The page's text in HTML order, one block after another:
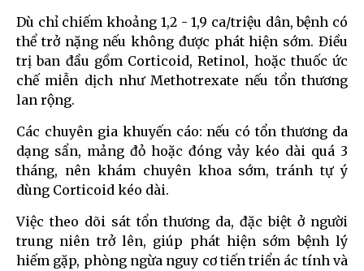
Dù chỉ chiếm khoảng 1,2 - 1,9 ca/triệu dân, bệnh có
thể trở nặng nếu không được phát hiện sớm. Điều
trị ban đầu gồm Corticoid, Retinol, hoặc thuốc ức
chế miễn dịch như Methotrexate nếu tổn thương
lan rộng.
Các chuyên gia khuyến cáo: nếu có tổn thương da
dạng sẩn, mảng đỏ hoặc đóng vảy kéo dài quá 3
tháng, nên khám chuyên khoa sớm, tránh tự ý
dùng Corticoid kéo dài.
Việc theo dõi sát tổn thương da, đặc biệt ở người
trung niên trở lên, giúp phát hiện sớm bệnh lý
hiếm gặp, phòng ngừa nguy cơ tiến triển ác tính và